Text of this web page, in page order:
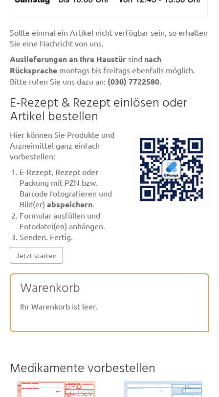
Sollte einmal ein Artikel nicht verfügbar sein, so erhalten
Sie eine Nachricht von uns.
Auslieferungen an Ihre Haustür sind nach
Rücksprache montags bis freitags ebenfalls möglich.
Bitte rufen Sie uns dazu an: (030) 7722580
E-Rezept & Rezept einlösen oder
Artikel bestellen
Hier können Sie Produkte und
Arzneimittel ganz einfach
vorbestellen:
E-Rezept, Rezept oder
Packung mit PZN bzw.
Barcode fotografieren und
Bild(er) abspeichern
Formular ausfüllen und
Fotodatei(en) anhängen.
Senden. Fertig.
Jetzt starten
Warenkorb
Ihr Warenkorb ist leer.
Medikamente vorbestellen